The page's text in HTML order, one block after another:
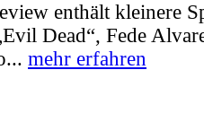
enthält kleinere
Dead“, Fede
mehr erfahren